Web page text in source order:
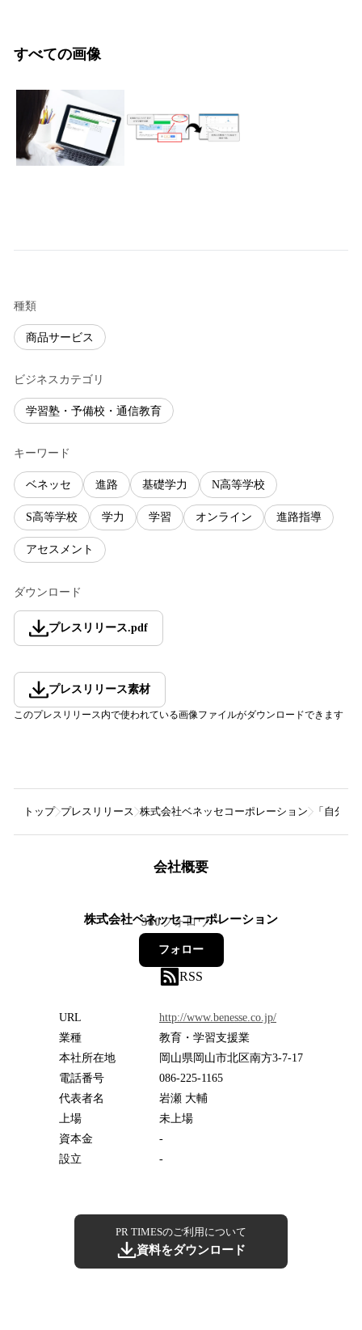
すべての画像
種類
商品サービス
ビジネスカテゴリ
学習塾・予備校・通信教育
キーワード
ベネッセ 進路 基礎学力 N高等学校
S高等学校 学力 学習 オンライン 進路指導
アセスメント
ダウンロード
プレスリリース.pdf
プレスリリース素材
このプレスリリース内で使われている画像ファイルがダウンロードできます
トップ プレスリリース 株式会社ベネッセコーポレーション 「自分
会社概要
株式会社ベネッセコーポレーション
380フォロワー
フォロー
RSS
URL
http://www.benesse.co.jp/
業種
教育・学習支援業
本社所在地
岡山県岡山市北区南方3-7-17
電話番号
086-225-1165
代表者名
岩瀬 大輔
上場
未上場
資本金
-
設立
-
PR TIMESのご利用について
資料をダウンロード